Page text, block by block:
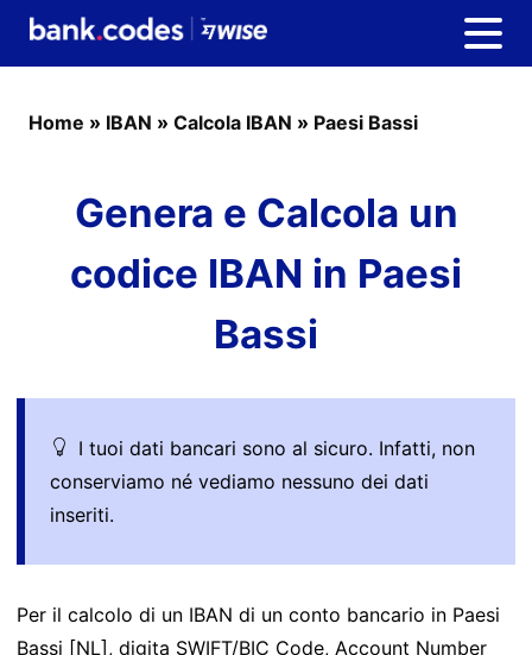
Home » IBAN » Calcola IBAN » Paesi Bassi
Genera e Calcola un
codice IBAN in Paesi
Bassi
I tuoi dati bancari sono al sicuro. Infatti, non
conserviamo né vediamo nessuno dei dati
inseriti.
Per il calcolo di un IBAN di un conto bancario in Paesi
Bassi [NL], digita SWIFT/BIC Code, Account Number